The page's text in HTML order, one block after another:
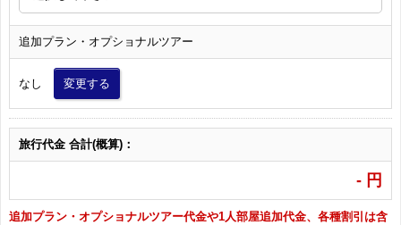
追加プラン・オプショナルツアー
なし 変更する
旅行代金 合計(概算)：
- 円
追加プラン・オプショナルツアー代金や1人部屋追加代金、各種割引は含